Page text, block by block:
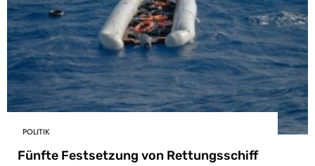
POLITIK
Fünfte Festsetzung von Rettungsschiff